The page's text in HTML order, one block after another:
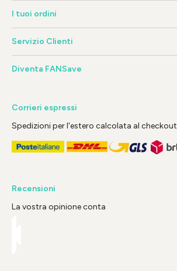
I tuoi ordini
Servizio Clienti
Diventa FANSave
Corrieri espressi
Spedizioni per l'estero calcolata al checkout
Recensioni
La vostra opinione conta